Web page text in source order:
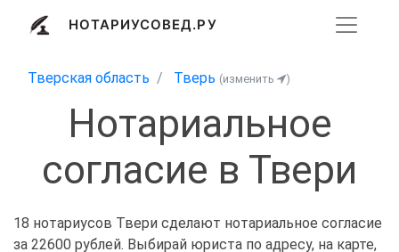
НОТАРИУСОВЕД.РУ
Тверская область Тверь (изменить )
Нотариальное
согласие в Твери
18 нотариусов Твери сделают нотариальное согласие
за 22600 рублей. Выбирай юриста по адресу, на карте,